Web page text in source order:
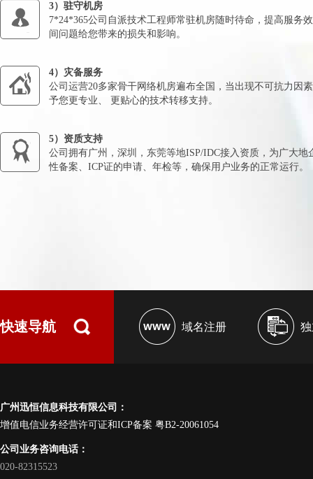
3）驻守机房
7*24*365公司自派技术工程师常驻机房随时待命，提高服务
间问题给您带来的损失和影响。
4）灾备服务
公司运营20多家骨干网络机房遍布全国，当出现不可抗力因
予您更专业、 更贴心的技术转移支持。
5）资质支持
公司拥有广州，深圳，东莞等地ISP/IDC接入资质，为广大
性备案、ICP证的申请、年检等，确保用户业务的正常运行。
快速导航 域名注册
广州迅恒信息科技有限公司：
增值电信业务经营许可证和ICP备案 粤B2-20061054
公司业务咨询电话：
020-82315523